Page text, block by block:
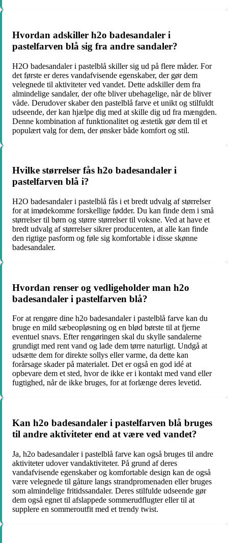
Hvordan adskiller h2o badesandaler i
pastelfarven blå sig fra andre sandaler?
H2O badesandaler i pastelblå skiller sig ud på flere måder. For
det første er deres vandafvisende egenskaber, der gør dem
velegnede til aktiviteter ved vandet. Dette adskiller dem fra
almindelige sandaler, der ofte bliver ubehagelige, når de bliver
våde. Derudover skaber den pastelblå farve et unikt og stilfuldt
udseende, der kan hjælpe dig med at skille dig ud fra mængden.
Denne kombination af funktionalitet og æstetik gør dem til et
populært valg for dem, der ønsker både komfort og stil.
Hvilke størrelser fås h2o badesandaler i
pastelfarven blå i?
H2O badesandaler i pastelblå fås i et bredt udvalg af størrelser
for at imødekomme forskellige fødder. Du kan finde dem i små
størrelser til børn og større størrelser til voksne. Ved at have et
bredt udvalg af størrelser sikrer producenten, at alle kan finde
den rigtige pasform og føle sig komfortable i disse skønne
badesandaler.
Hvordan renser og vedligeholder man h2o
badesandaler i pastelfarven blå?
For at rengøre dine h2o badesandaler i pastelblå farve kan du
bruge en mild sæbeopløsning og en blød børste til at fjerne
eventuel snavs. Efter rengøringen skal du skylle sandalerne
grundigt med rent vand og lade dem tørre naturligt. Undgå at
udsætte dem for direkte sollys eller varme, da dette kan
forårsage skader på materialet. Det er også en god idé at
opbevare dem et sted, hvor de ikke er i kontakt med vand eller
fugtighed, når de ikke bruges, for at forlænge deres levetid.
Kan h2o badesandaler i pastelfarven blå bruges
til andre aktiviteter end at være ved vandet?
Ja, h2o badesandaler i pastelblå farve kan også bruges til andre
aktiviteter udover vandaktiviteter. På grund af deres
vandafvisende egenskaber og komfortable design kan de også
være velegnede til gåture langs strandpromenaden eller bruges
som almindelige fritidssandaler. Deres stilfulde udseende gør
dem også egnet til afslappede sommerudflugter eller til at
supplere en sommeroutfit med et trendy twist.